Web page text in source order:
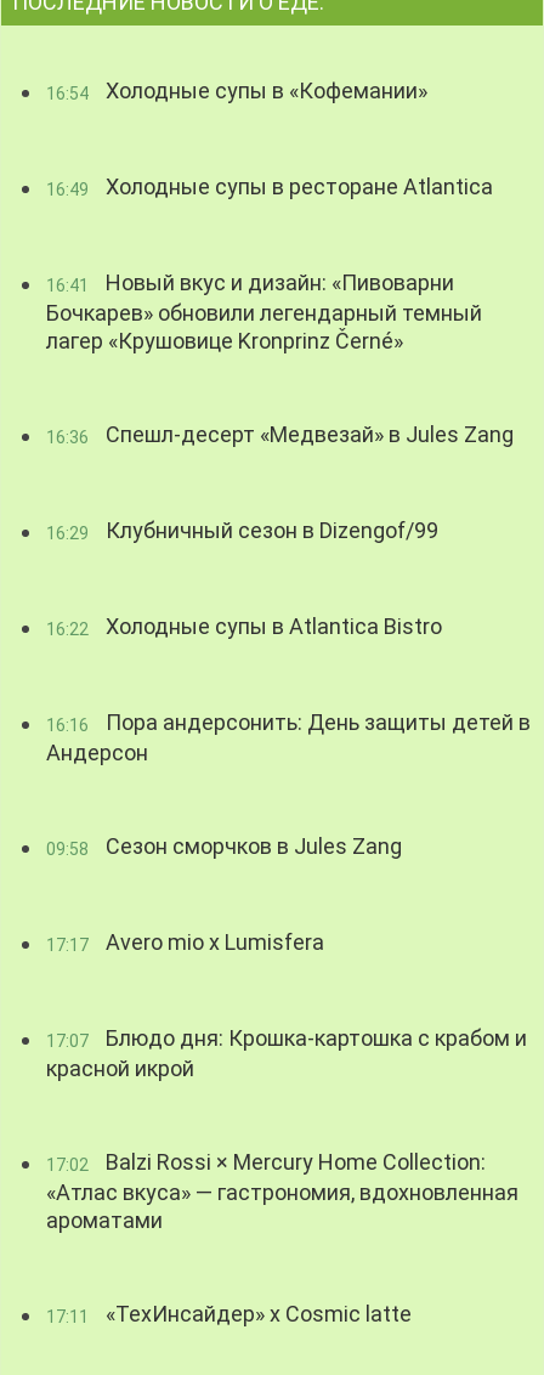
16:54 Холодные супы в «Кофемании»
16:49 Холодные супы в ресторане Atlantica
16:41
Новый вкус и дизайн: «Пивоварни
Бочкарев» обновили легендарный темный
лагер «Крушовице Kronprinz Černé»
16:36 Спешл-десерт «Медвезай» в Jules Zang
16:29 Клубничный сезон в Dizengof/99
16:22 Холодные супы в Atlantica Bistro
16:16
Пора андерсонить: День защиты детей в
Андерсон
09:58 Сезон сморчков в Jules Zang
17:17 Avero mio x Lumisfera
17:07
Блюдо дня: Крошка-картошка с крабом и
красной икрой
17:02
Balzi Rossi × Mercury Home Collection:
«Атлас вкуса» — гастрономия, вдохновленная
ароматами
17:11 «ТехИнсайдер» х Cosmic latte